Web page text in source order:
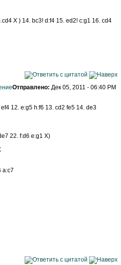
X ) 14. bc3! d:f4 15. ed2! c:g1 16. cd4
Отправлено: Дек 05, 2011 - 06:40 PM
12. e:g5 h:f6 13. cd2 fe5 14. de3
22. f:d6 e:g1 Х)
a:c7